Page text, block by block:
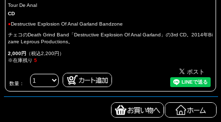
Tour De Anal
CD
●Destructive Explosion Of Anal Garland Bandzone
チェコのDeath Grind Band「Destructive Explosion Of Anal Garland」の3rd CD。2014年Bi
zarre Leprous Productions。
2,000円 （税込2,200円）
※在庫残り 5
数量：